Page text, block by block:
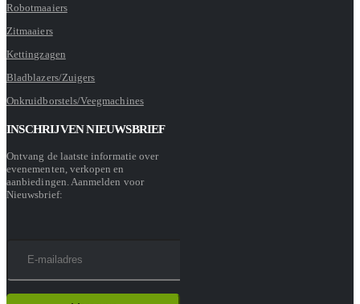
Robotmaaiers
Zitmaaiers
Kettingzagen
Bladblazers/Zuigers
Onkruidborstels/Veegmachines
INSCHRIJVEN NIEUWSBRIEF
Ontvang de laatste informatie over
evenementen, verkopen en
aanbiedingen. Aanmelden voor
Nieuwsbrief: